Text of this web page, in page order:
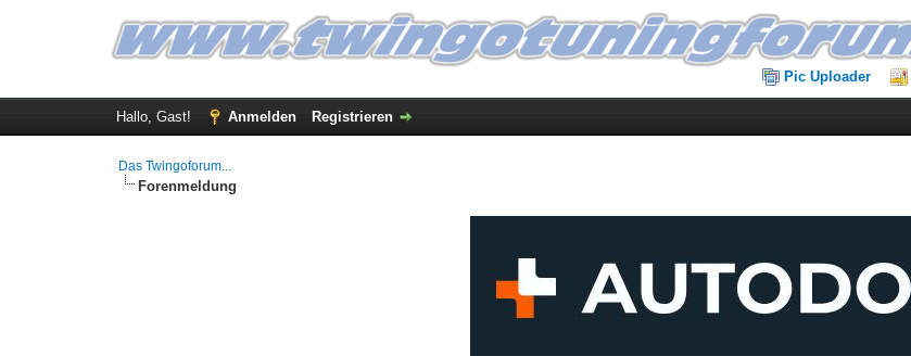
Pic Uploader
Hallo, Gast! Anmelden Registrieren
Das Twingoforum...
Forenmeldung